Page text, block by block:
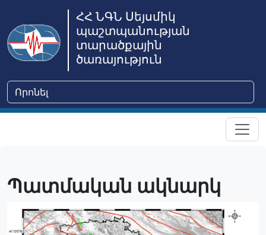
ՀՀ ՆԳՆ Սեյսմիկ
պաշտպանության
տարածքային
ծառայություն
Պատմական ակնարկ